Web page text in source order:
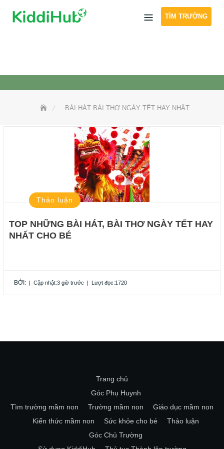
TÌM TRƯỜNG
BÀI HÁT BÀI THƠ NGÀY TẾT HAY NHẤT
Thảo luận
TOP NHỮNG BÀI HÁT, BÀI THƠ NGÀY TẾT HAY
NHẤT CHO BÉ
BỞI: | Cập nhật:3 giờ trước | Lượt đọc:1720
Trang chủ
Góc Phụ Huynh
Tìm trường mầm non
Trường mầm non
Giáo dục mầm non
Kiến thức mầm non
Sức khỏe cho bé
Thảo luận
Góc Chủ Trường